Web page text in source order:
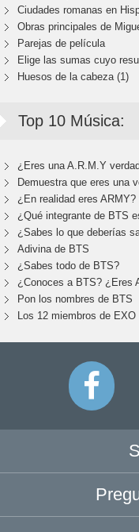
Ciudades romanas en
Obras principales de
Parejas de película
Elige las sumas cuyo
Huesos de la cabeza (1)
Top 10 Música:
¿Eres una A.R.M.Y
Demuestra que eres una
¿En realidad eres ARMY?
¿Qué integrante de BTS
¿Sabes lo que deberías
Adivina de BTS
¿Sabes todo de BTS?
¿Conoces a BTS? ¿Eres
Pon los nombres de BTS
Los 12 miembros de EXO